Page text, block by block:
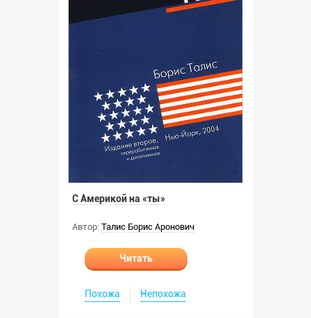
С Америкой на «ты»
Автор: Талис Борис Аронович
Читать
Похожа Непохожа